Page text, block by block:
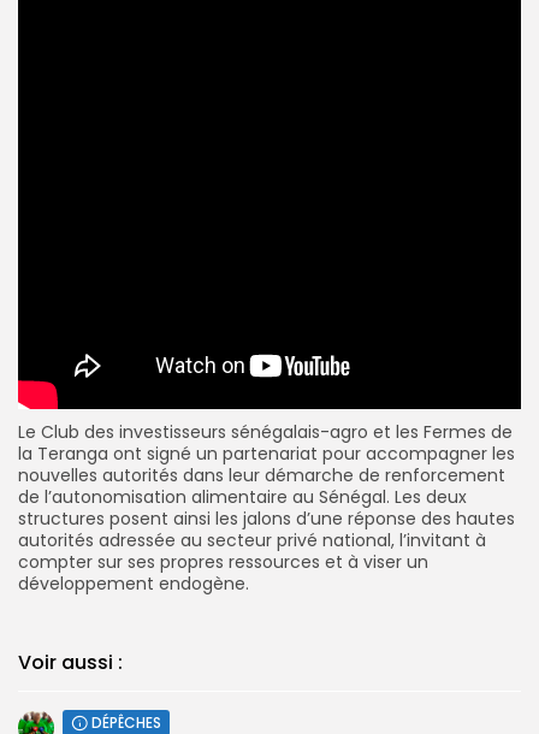
Le Club des investisseurs sénégalais-agro et les Fermes de
la Teranga ont signé un partenariat pour accompagner les
nouvelles autorités dans leur démarche de renforcement
de l’autonomisation alimentaire au Sénégal. Les deux
structures posent ainsi les jalons d’une réponse des hautes
autorités adressée au secteur privé national, l’invitant à
compter sur ses propres ressources et à viser un
développement endogène.
Voir aussi :
DÉPÊCHES